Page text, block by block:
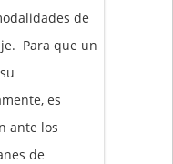
de
Para que un
es
ante los
de